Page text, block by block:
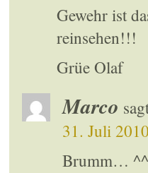
Gewehr ist
reinsehen!!!
Grüe Olaf
Marco
31. Juli
Brumm… ^^